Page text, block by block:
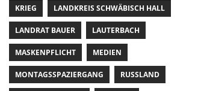
KRIEG LANDKREIS SCHWÄBISCH HALL
LANDRAT BAUER LAUTERBACH
MASKENPFLICHT MEDIEN
MONTAGSSPAZIERGANG RUSSLAND